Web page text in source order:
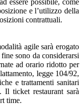
e l’utilizzo della
contrattuali.
agile sarà erogato
sono da considerarsi
ad orario ridotto per
legge 104/92,
e trattamenti sanitari
Il ticket restaurant sarà
time.